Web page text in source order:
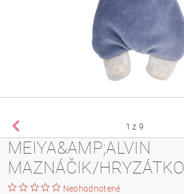
1 z 9
MEIYA&AMP;ALVIN
MAZNÁČIK/HRYZÁTKO
Neohodnotené